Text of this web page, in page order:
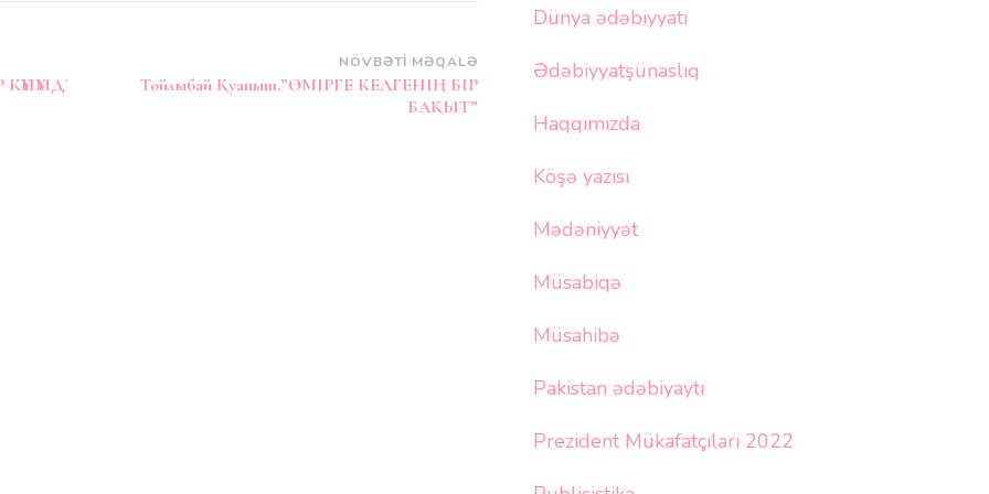
NÖVBƏTI MƏQALƏ
Тойлыбай Қуаныш.”ӨМІРГЕ КЕЛГЕНІҢ БІР
БАҚЫТ”
Dünya ədəbiyyatı
Ədəbiyyatşünaslıq
Haqqımızda
Köşə yazısı
Mədəniyyət
Müsabiqə
Müsahibə
Pakistan ədəbiyaytı
Prezident Mükafatçıları 2022